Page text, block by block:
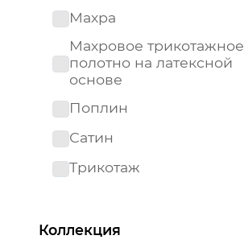
Махра
Махровое трикотажное
полотно на латексной
основе
Поплин
Сатин
Трикотаж
Коллекция